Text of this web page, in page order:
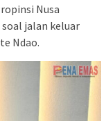
Nusa
jalan keluar
Ndao.